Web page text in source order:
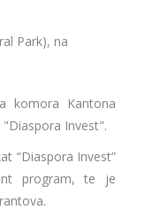
Park), na
komora Kantona
Invest".
“Diaspora Invest”
program, te je